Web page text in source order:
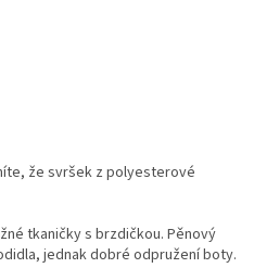
že svršek z polyesterové
tkaničky s brzdičkou. Pěnový
jednak dobré odpružení boty.